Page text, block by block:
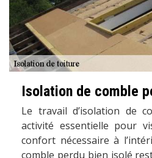
Isolation de comble
Le travail d’isolation de
activité essentielle pour
confort nécessaire à
comble perdu bien isolé